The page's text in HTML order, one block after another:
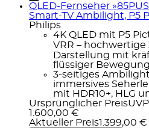
QLED-Fernseher
Smart-TV Ambilight, P5
Philips
4K QLED mit P5
VRR – hochwertige
Darstellung mit
flüssiger
3-seitiges
immersives
mit HDR10+, HLG
Ursprünglicher Preis
1.600,00 €
Aktueller Preis1.399,00 €